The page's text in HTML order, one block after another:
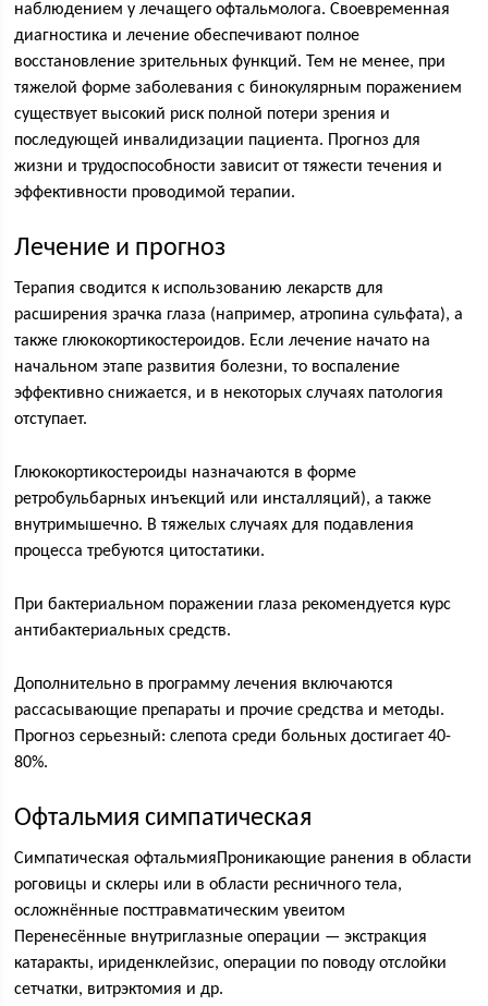
наблюдением у лечащего офтальмолога. Своевременная
диагностика и лечение обеспечивают полное
восстановление зрительных функций. Тем не менее, при
тяжелой форме заболевания с бинокулярным поражением
существует высокий риск полной потери зрения и
последующей инвалидизации пациента. Прогноз для
жизни и трудоспособности зависит от тяжести течения и
эффективности проводимой терапии.
Лечение и прогноз
Терапия сводится к использованию лекарств для
расширения зрачка глаза (например, атропина сульфата), а
также глюкокортикостероидов. Если лечение начато на
начальном этапе развития болезни, то воспаление
эффективно снижается, и в некоторых случаях патология
отступает.
Глюкокортикостероиды назначаются в форме
ретробульбарных инъекций или инсталляций), а также
внутримышечно. В тяжелых случаях для подавления
процесса требуются цитостатики.
При бактериальном поражении глаза рекомендуется курс
антибактериальных средств.
Дополнительно в программу лечения включаются
рассасывающие препараты и прочие средства и методы.
Прогноз серьезный: слепота среди больных достигает 40-
80%.
Офтальмия симпатическая
Симпатическая офтальмияПроникающие ранения в области
роговицы и склеры или в области ресничного тела,
осложнённые посттравматическим увеитом
Перенесённые внутриглазные операции — экстракция
катаракты, ириденклейзис, операции по поводу отслойки
сетчатки, витрэктомия и др.